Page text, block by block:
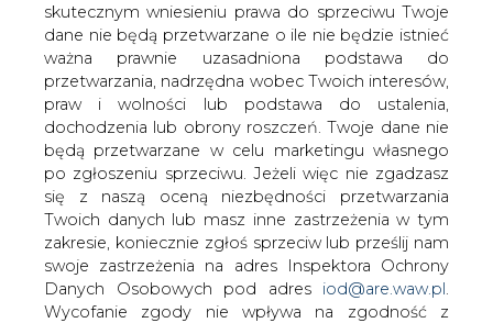
skutecznym wniesieniu prawa do sprzeciwu Twoje
dane nie będą przetwarzane o ile nie będzie istnieć
ważna prawnie uzasadniona podstawa do
przetwarzania, nadrzędna wobec Twoich interesów,
praw i wolności lub podstawa do ustalenia,
dochodzenia lub obrony roszczeń. Twoje dane nie
będą przetwarzane w celu marketingu własnego
po zgłoszeniu sprzeciwu. Jeżeli więc nie zgadzasz
się z naszą oceną niezbędności przetwarzania
Twoich danych lub masz inne zastrzeżenia w tym
zakresie, koniecznie zgłoś sprzeciw lub prześlij nam
swoje zastrzeżenia na adres Inspektora Ochrony
Danych Osobowych pod adres iod@are.waw.pl.
Wycofanie zgody nie wpływa na zgodność z
Surowiec
Je
dn.
Ce
na
Zmiany cen
1D 1M
YT
D
1Y
Uprawnienia do
emisji CO2
ICE EUA Futures -
DEC19
R/t
47
-0,
2%
13,
8
12,4
Węgiel
energetyczny ARA
1Y
US
D/t
67,3
0
-1,
6
%
6,0
%
-22,
0%
-24,
4%